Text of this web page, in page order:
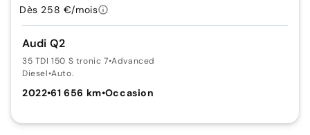
Audi Q2
35 TDI 150 S tronic 7•Advanced
Diesel•Auto.
2022•61 656 km•Occasion
Dès 258 €/mois